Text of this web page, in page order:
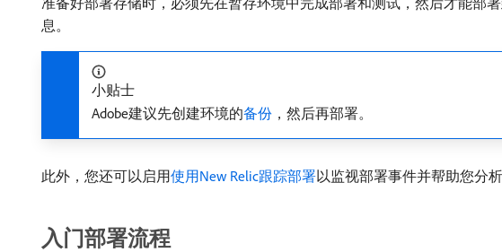
息。
小贴士
Adobe建议先创建环境的备份 ，然后再部署。
此外，您还可以启用使用New Relic跟踪部署以监视部署事件并帮助您分
入门部署流程